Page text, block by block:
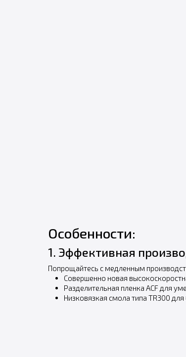
Особенности:
1. Эффективная
Попрощайтесь с медленным
Совершенно новая
Разделительная пленка ACF для
Низковязкая смола типа TR300